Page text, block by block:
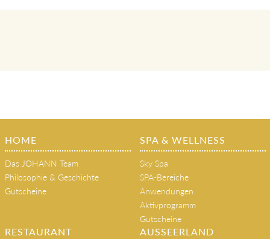
HOME
Das JOHANN Team
Philosophie & Geschichte
Gutscheine
SPA & WELLNESS
Sky Spa
SPA-Bereiche
Anwendungen
Aktivprogramm
Gutscheine
RESTAURANT AUSSEERLAND